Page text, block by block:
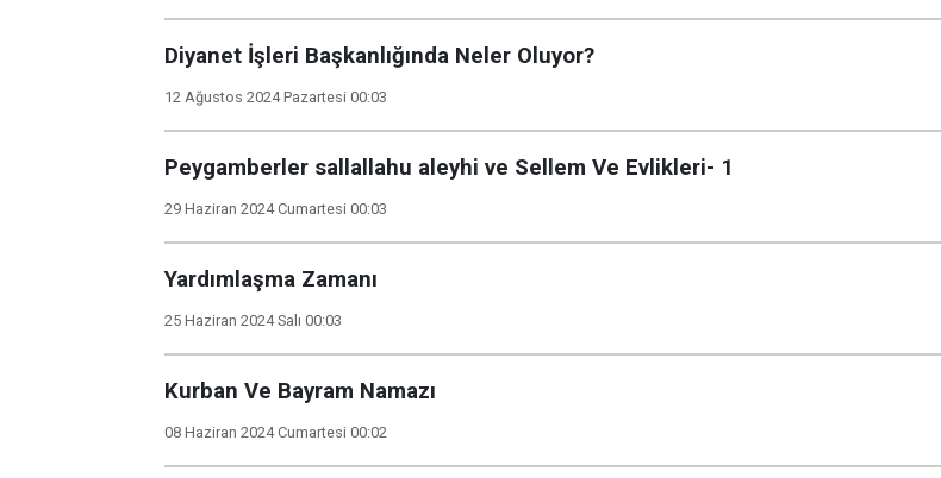
Diyanet İşleri Başkanlığında Neler Oluyor?
12 Ağustos 2024 Pazartesi 00:03
Peygamberler sallallahu aleyhi ve Sellem Ve Evlikleri- 1
29 Haziran 2024 Cumartesi 00:03
Yardımlaşma Zamanı
25 Haziran 2024 Salı 00:03
Kurban Ve Bayram Namazı
08 Haziran 2024 Cumartesi 00:02